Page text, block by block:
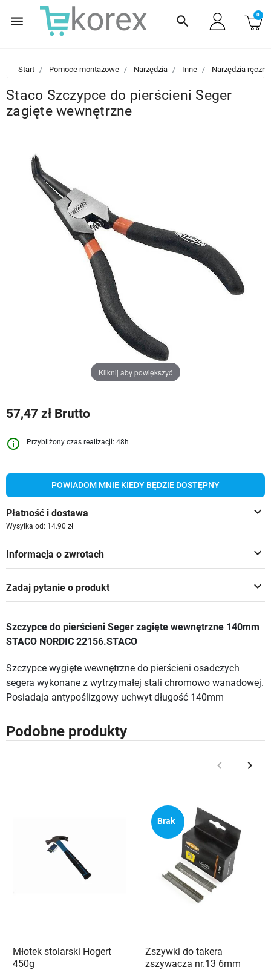
menu search 0
Start Pomoce montażowe Narzędzia Inne Narzędzia ręczne
Staco Szczypce do pierścieni Seger
zagięte wewnętrzne
Kliknij aby powiększyć
57,47 zł Brutto
info_outline Przybliżony czas realizacji: 48h
POWIADOM MNIE KIEDY BĘDZIE DOSTĘPNY
keyboard_arrow_down
Płatność i dostawa
Wysyłka od: 14.90 zł
keyboard_arrow_down
Informacja o zwrotach
keyboard_arrow_down
Zadaj pytanie o produkt
Szczypce do pierścieni Seger zagięte wewnętrzne 140mm
STACO NORDIC 22156.STACO
Szczypce wygięte wewnętrzne do pierścieni osadczych
segera wykonane z wytrzymałej stali chromowo wanadowej.
Posiadaja antypoślizgowy uchwyt długość 140mm
Podobne produkty
Poprzedni
keyboard_arrow_left keyboard_arrow_right
Młotek stolarski Hogert
450g
Brak
Zszywki do takera
zszywacza nr.13 6mm